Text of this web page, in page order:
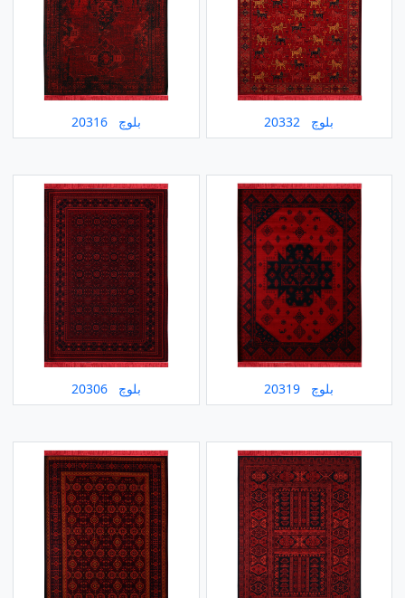
بلوچ 20332 بلوچ 20316
بلوچ 20319 بلوچ 20306